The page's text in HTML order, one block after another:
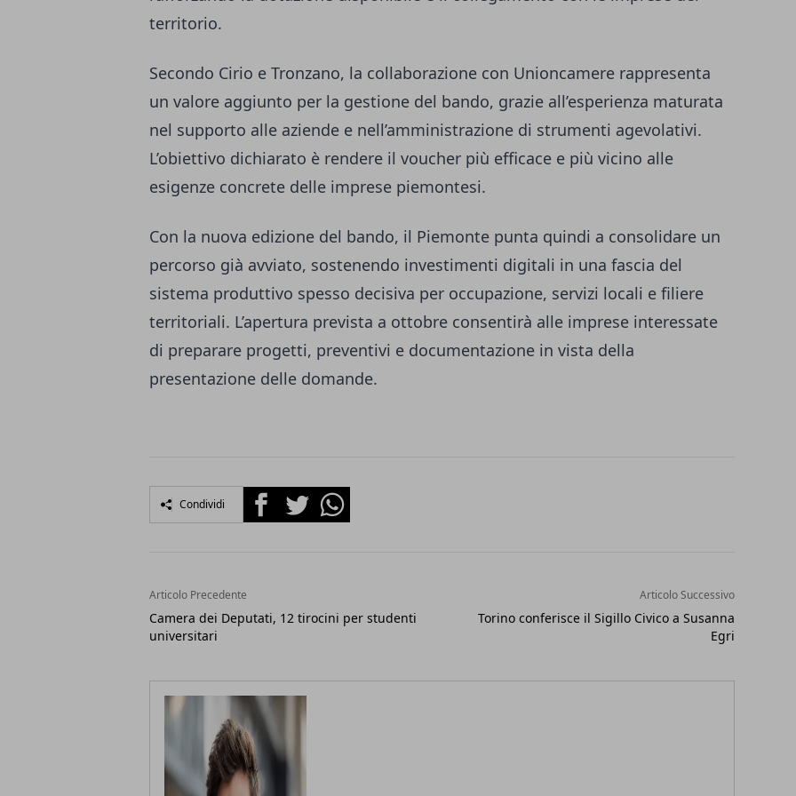
territorio.
Secondo Cirio e Tronzano, la collaborazione con Unioncamere rappresenta
un valore aggiunto per la gestione del bando, grazie all’esperienza maturata
nel supporto alle aziende e nell’amministrazione di strumenti agevolativi.
L’obiettivo dichiarato è rendere il voucher più efficace e più vicino alle
esigenze concrete delle imprese piemontesi.
Con la nuova edizione del bando, il Piemonte punta quindi a consolidare un
percorso già avviato, sostenendo investimenti digitali in una fascia del
sistema produttivo spesso decisiva per occupazione, servizi locali e filiere
territoriali. L’apertura prevista a ottobre consentirà alle imprese interessate
di preparare progetti, preventivi e documentazione in vista della
presentazione delle domande.
Condividi FacebookTwitterWhatsapp
Articolo Precedente
Camera dei Deputati, 12 tirocini per studenti
universitari
Articolo Successivo
Torino conferisce il Sigillo Civico a Susanna
Egri